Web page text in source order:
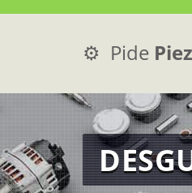
⚙️ Pide